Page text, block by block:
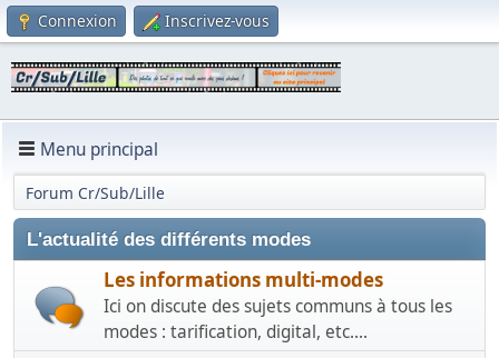
Connexion Inscrivez-vous
Menu principal
Forum Cr/Sub/Lille
L'actualité des différents modes
Les informations multi-modes
Ici on discute des sujets communs à tous les
modes : tarification, digital, etc....